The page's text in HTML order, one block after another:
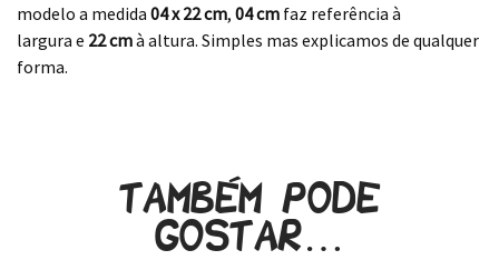
modelo a medida 04 x 22cm, 04 cm faz referência à
largura e 22 cmà altura. Simples mas explicamos de qualquer
forma.
Também pode
gostar…